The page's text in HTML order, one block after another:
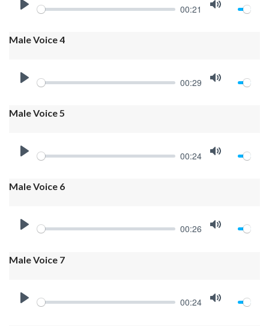
PLAY
00:21
Male Voice 4
PLAY
00:29
Male Voice 5
PLAY
00:24
Male Voice 6
PLAY
00:26
Male Voice 7
PLAY
00:24